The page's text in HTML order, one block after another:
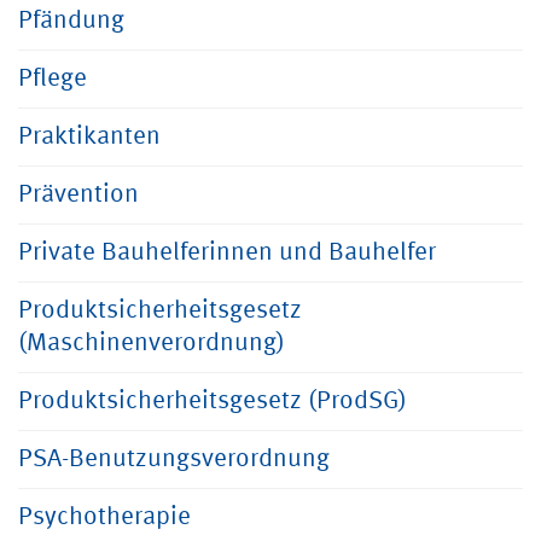
Pfändung
Pflege
Praktikanten
Prävention
Private Bauhelferinnen und Bauhelfer
Produktsicherheitsgesetz
(Maschinenverordnung)
Produktsicherheitsgesetz (ProdSG)
PSA-Benutzungsverordnung
Psychotherapie